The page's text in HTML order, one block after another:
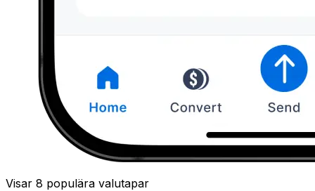
Visar 8 populära valutapar